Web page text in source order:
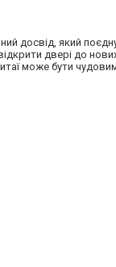
досвід, який
двері до
може бути